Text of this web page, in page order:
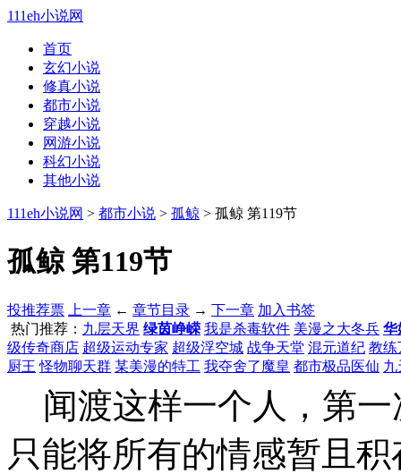
111eh小说网
首页
玄幻小说
修真小说
都市小说
穿越小说
网游小说
科幻小说
其他小说
111eh小说网 > 都市小说 > 孤鲸 > 孤鲸 第119节
孤鲸 第119节
投推荐票 上一章 ← 章节目录 → 下一章 加入书签
热门推荐： 九层天界 绿茵峥嵘 我是杀毒软件 美漫之大冬兵 华
级传奇商店 超级运动专家 超级浮空城 战争天堂 混元道纪 教练
厨王 怪物聊天群 某美漫的特工 我夺舍了魔皇 都市极品医仙 九
闻渡这样一个人，第一
只能将所有的情感暂且